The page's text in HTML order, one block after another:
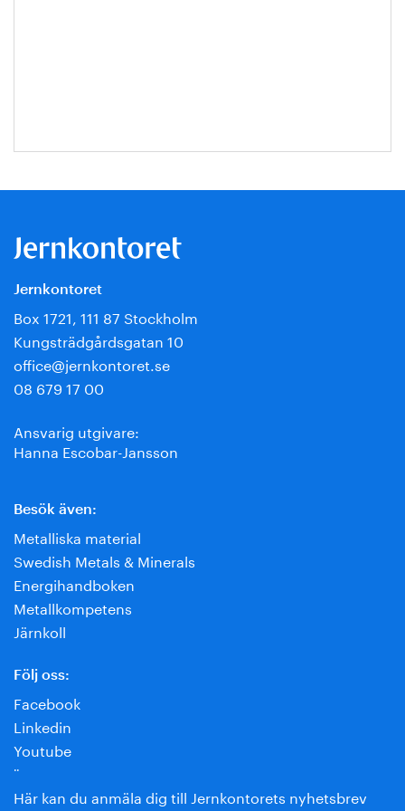
Jernkontoret
Box 1721, 111 87 Stockholm
Kungsträdgårdsgatan 10
office@jernkontoret.se
08 679 17 00
Ansvarig utgivare:
Hanna Escobar-Jansson
Besök även:
Metalliska material
Swedish Metals & Minerals
Energihandboken
Metallkompetens
Järnkoll
Följ oss:
Facebook
Linkedin
Youtube
¨
Här kan du anmäla dig till Jernkontorets nyhetsbrev